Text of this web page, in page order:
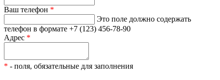
Ваш телефон *
Это поле должно содержать
телефон в формате +7 (123) 456-78-90
Адрес *
* - поля, обязательные для заполнения